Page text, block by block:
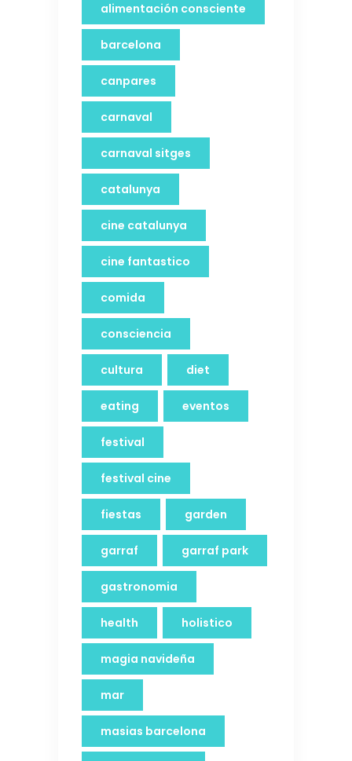
alimentación consciente
barcelona
canpares
carnaval
carnaval sitges
catalunya
cine catalunya
cine fantastico
comida
consciencia
cultura diet
eating eventos
festival
festival cine
fiestas garden
garraf garraf park
gastronomia
health holistico
magia navideña
mar
masias barcelona